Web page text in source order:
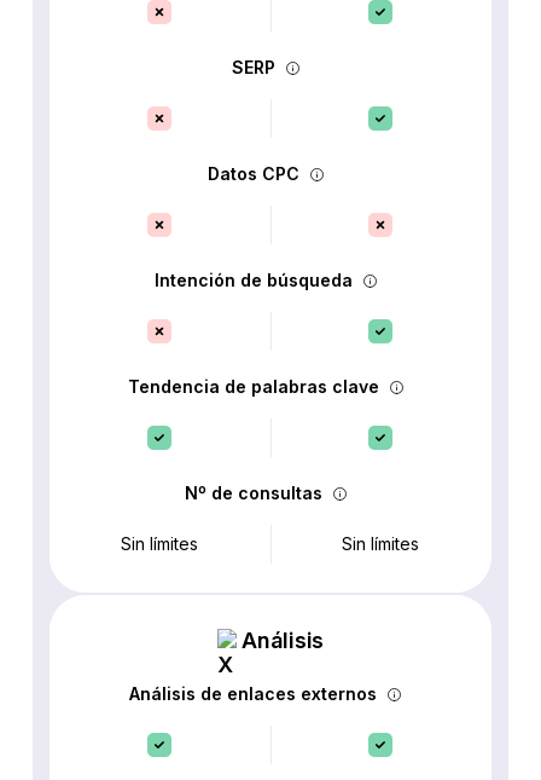
SERP
Datos CPC
Intención de búsqueda
Tendencia de palabras clave
Nº de consultas
Sin límites Sin límites
Análisis
Análisis de enlaces externos